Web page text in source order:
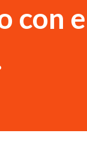
con